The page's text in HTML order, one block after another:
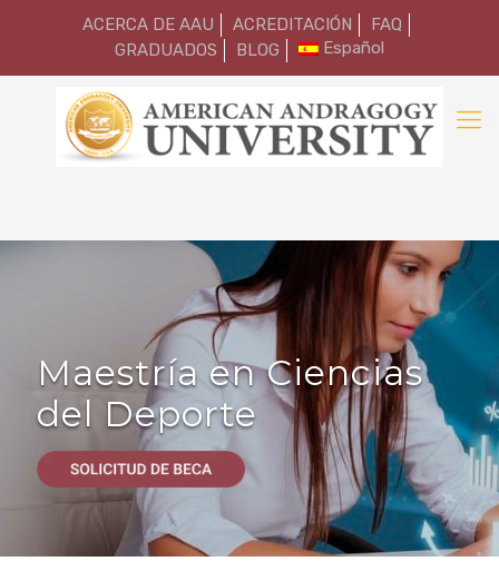
ACERCA DE AAU ACREDITACIÓN
FAQ
GRADUADOS
BLOG Español
Maestría en Ciencias
del Deporte